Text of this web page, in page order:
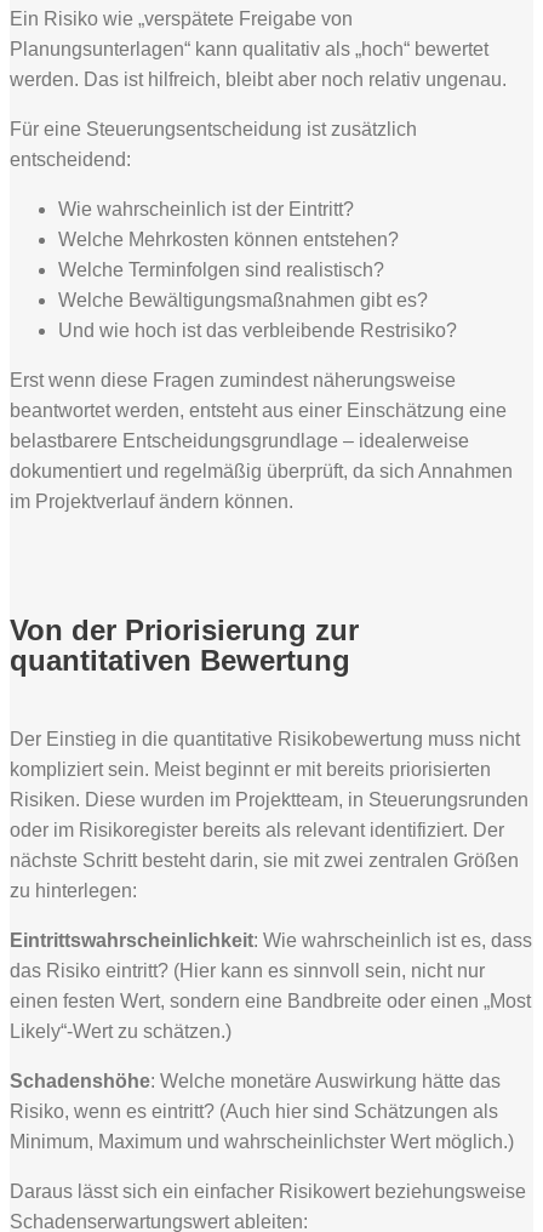
Ein Risiko wie „verspätete Freigabe von
Planungsunterlagen“ kann qualitativ als „hoch“ bewertet
werden. Das ist hilfreich, bleibt aber noch relativ ungenau.
Für eine Steuerungsentscheidung ist zusätzlich
entscheidend:
Wie wahrscheinlich ist der Eintritt?
Welche Mehrkosten können entstehen?
Welche Terminfolgen sind realistisch?
Welche Bewältigungsmaßnahmen gibt es?
Und wie hoch ist das verbleibende Restrisiko?
Erst wenn diese Fragen zumindest näherungsweise
beantwortet werden, entsteht aus einer Einschätzung eine
belastbarere Entscheidungsgrundlage – idealerweise
dokumentiert und regelmäßig überprüft, da sich Annahmen
im Projektverlauf ändern können.
Von der Priorisierung zur
quantitativen Bewertung
Der Einstieg in die quantitative Risikobewertung muss nicht
kompliziert sein. Meist beginnt er mit bereits priorisierten
Risiken. Diese wurden im Projektteam, in Steuerungsrunden
oder im Risikoregister bereits als relevant identifiziert. Der
nächste Schritt besteht darin, sie mit zwei zentralen Größen
zu hinterlegen:
Eintrittswahrscheinlichkeit: Wie wahrscheinlich ist es, dass
das Risiko eintritt? (Hier kann es sinnvoll sein, nicht nur
einen festen Wert, sondern eine Bandbreite oder einen „Most
Likely“-Wert zu schätzen.)
Schadenshöhe: Welche monetäre Auswirkung hätte das
Risiko, wenn es eintritt? (Auch hier sind Schätzungen als
Minimum, Maximum und wahrscheinlichster Wert möglich.)
Daraus lässt sich ein einfacher Risikowert beziehungsweise
Schadenserwartungswert ableiten: